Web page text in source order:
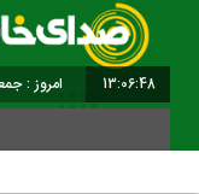
13:06:48 امروز : جمعه, ۱۶